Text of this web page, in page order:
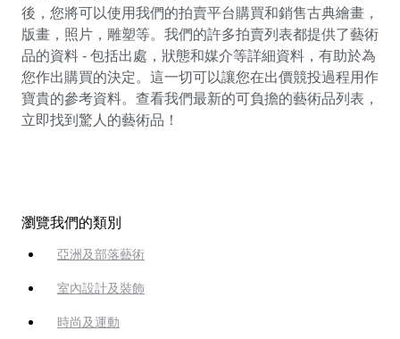
後，您將可以使用我們的拍賣平台購買和銷售古典繪畫，
版畫，照片，雕塑等。我們的許多拍賣列表都提供了藝術
品的資料 - 包括出處，狀態和媒介等詳細資料，有助於為
您作出購買的決定。這一切可以讓您在出價競投過程用作
寶貴的參考資料。查看我們最新的可負擔的藝術品列表，
立即找到驚人的藝術品！
瀏覽我們的類別
亞洲及部落藝術
室內設計及裝飾
時尚及運動